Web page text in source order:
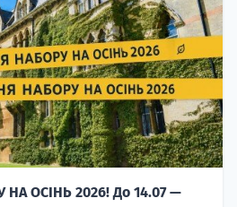
ОСІНЬ 2026! До 14.07 —